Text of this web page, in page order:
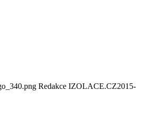
Redakce IZOLACE.CZ2015-